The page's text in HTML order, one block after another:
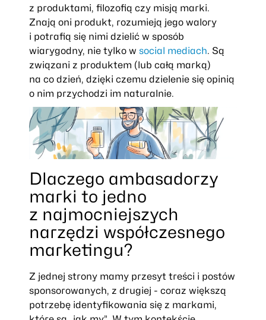
z produktami, filozofią czy misją marki.
Znają oni produkt, rozumieją jego walory
i potrafią się nimi dzielić w sposób
wiarygodny, nie tylko w social mediach. Są
związani z produktem (lub całą marką)
na co dzień, dzięki czemu dzielenie się opinią
o nim przychodzi im naturalnie.
Dlaczego ambasadorzy
marki to jedno
z najmocniejszych
narzędzi współczesnego
marketingu?
Z jednej strony mamy przesyt treści i postów
sponsorowanych, z drugiej - coraz większą
potrzebę identyfikowania się z markami,